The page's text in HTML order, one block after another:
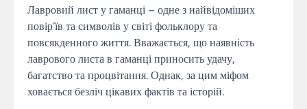
Лавровий лист у гаманці – одне з найвідоміших
повір’їв та символів у світі фольклору та
повсякденного життя. Вважається, що наявність
лаврового листа в гаманці приносить удачу,
багатство та процвітання. Однак, за цим міфом
ховається безліч цікавих фактів та історій.